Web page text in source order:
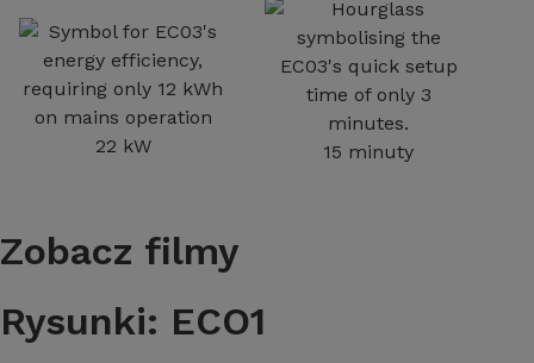
22 kW 15 minuty
Zobacz filmy
Rysunki: ECO1